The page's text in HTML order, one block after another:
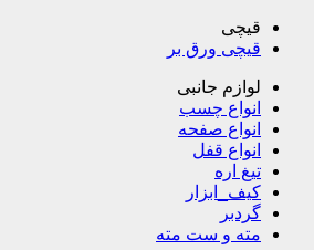
قیچی
قیچی ورق بر
لوازم جانبی
انواع چسب
انواع صفحه
انواع قفل
تیغ اره
کیف_ابزار
گردبر
مته و ست مته